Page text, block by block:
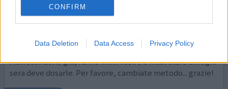
CONFIRM
Data Deletion Data Access Privacy Policy
Efficacia
Va tutto bene, ma il modo di dosare le gocce è pessimo...
Non scendono giù, fanno innervosire e incavolare chi ogni
sera deve dosarle. Per favore, cambiate metodo... grazie!